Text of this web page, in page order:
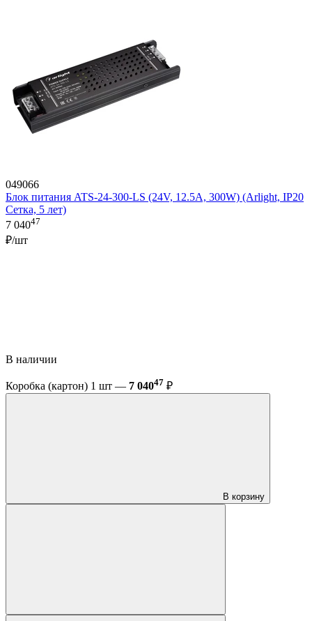
049066
Блок питания ATS-24-300-LS (24V, 12.5A, 300W) (Arlight, IP20
Сетка, 5 лет)
7 04047
₽/шт
В наличии
Коробка (картон) 1 шт — 7 04047 ₽
В корзину